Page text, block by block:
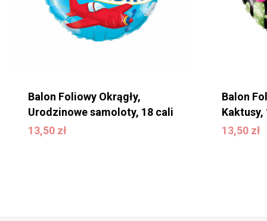
Balon Foliowy Okrągły,
Urodzinowe samoloty, 18 cali
13,50 zł
13,50zł
Balon
Kaktusy,
13,50 zł
13,50zł